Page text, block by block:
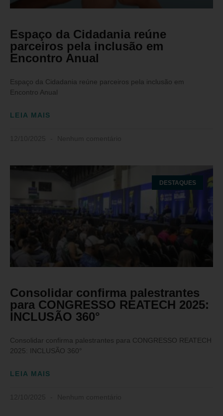
Espaço da Cidadania reúne
parceiros pela inclusão em
Encontro Anual
Espaço da Cidadania reúne parceiros pela inclusão em
Encontro Anual
LEIA MAIS
DESTAQUES
Consolidar confirma palestrantes
para CONGRESSO REATECH 2025:
INCLUSÃO 360°
Consolidar confirma palestrantes para CONGRESSO REATECH
2025: INCLUSÃO 360°
LEIA MAIS